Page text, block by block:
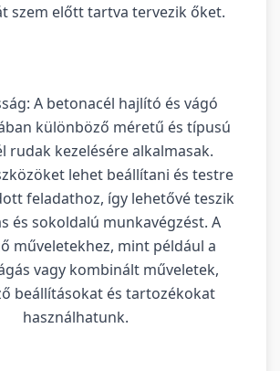
szem előtt tartva tervezik őket.
A betonacél hajlító és vágó
különböző méretű és típusú
rudak kezelésére alkalmasak.
lehet beállítani és testre
feladathoz, így lehetővé teszik
és sokoldalú munkavégzést. A
műveletekhez, mint például a
vagy kombinált műveletek,
beállításokat és tartozékokat
használhatunk.